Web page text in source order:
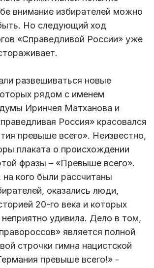
внимание избирателей можно
Но следующий ход
«Справедливой России» уже
развешиваться новые
рядом с именем
Иринчея Матханова и
Россия» красовался
превыше всего». Неизвестно,
плаката о происхождении
фразы – «Превыше всего».
кого были рассчитаны
оказались люди,
20-го века и которых
удивила. Дело в том,
является полной
строчки гимна нацистской
превыше всего!» -